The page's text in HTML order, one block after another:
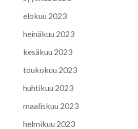
elokuu 2023
heinäkuu 2023
kesäkuu 2023
toukokuu 2023
huhtikuu 2023
maaliskuu 2023
helmikuu 2023